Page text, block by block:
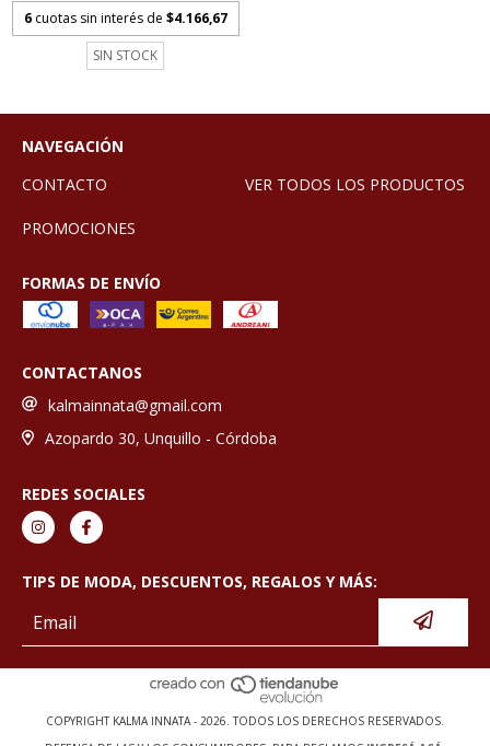
6 cuotas sin interés de $4.166,67
SIN STOCK
NAVEGACIÓN
CONTACTO
VER TODOS LOS PRODUCTOS
PROMOCIONES
FORMAS DE ENVÍO
CONTACTANOS
kalmainnata@gmail.com
Azopardo 30, Unquillo - Córdoba
REDES SOCIALES
TIPS DE MODA, DESCUENTOS, REGALOS Y MÁS:
COPYRIGHT KALMA INNATA - 2026. TODOS LOS DERECHOS RESERVADOS.